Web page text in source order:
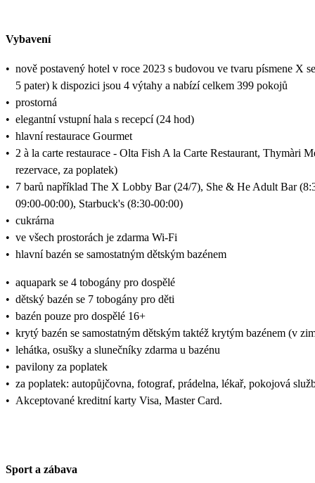
Vybavení
• nově postavený hotel v roce 2023 s budovou ve tvaru písmene X
5 pater) k dispozici jsou 4 výtahy a nabízí celkem 399 pokojů
• prostorná
• elegantní vstupní hala s recepcí (24 hod)
• hlavní restaurace Gourmet
• 2 à la carte restaurace - Olta Fish A la Carte Restaurant, Thymàri
rezervace, za poplatek)
• 7 barů například The X Lobby Bar (24/7), She & He Adult Bar
09:00-00:00), Starbuck's (8:30-00:00)
• cukrárna
• ve všech prostorách je zdarma Wi-Fi
• hlavní bazén se samostatným dětským bazénem
• aquapark se 4 tobogány pro dospělé
• dětský bazén se 7 tobogány pro děti
• bazén pouze pro dospělé 16+
• krytý bazén se samostatným dětským taktéž krytým bazénem (v
• lehátka, osušky a slunečníky zdarma u bazénu
• pavilony za poplatek
• za poplatek: autopůjčovna, fotograf, prádelna, lékař, pokojová
• Akceptované kreditní karty Visa, Master Card.
Sport a zábava